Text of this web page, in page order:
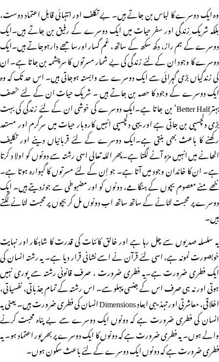
وہ ایک دوسرے کا لباس بن جاتے ہیں۔ بے تکلف اور انتہائی قابل اعتماد دوست،
بلکہ شریک ِزندگی اور سفر حیات میں ایک دوسرے کے رفیق بن جاتے ہیں۔ایک
دوسرے کے ہم راز، دکھ سکھ کے ساتھ، غم گسار اورساجھے دارہوجاتے ہیں۔ایک
دوسرے کا وجود ان کے لئے زندگی کی بے شمار مسرتوں کا سرچشمہ بن جاتا ہے۔ ان
کی زندگیاں بڑی گہرائی سے ایک دوسرے سے وابستہ ہوجاتی ہیں۔ اس حد تک کہ وہ
ایک دوسرے کے وجود کا حصہ بن جاتے ہیں ۔ شریک حیات ان کے لئے ’نصف
بہترBetter Half‘ بن جاتا ہے۔ایک دوسرے کی خوشی ان کے لئے زندگی کی بہت
بڑی دلچسپی بن جاتی ہے اور یہی دلچسپی انہیں کاروبار حیات میں سرگرم اور مستعد
رکھنے کا باعث بھی بنتی ہے۔ایک دوسرے کے لئے قربانیاں دینے اور تکلیف
اٹھانے میں انہیں مزہ آنے لگتا ہے۔پھر اللہ تعالی اسی رشتہ سے دونوں کو اولا د کرتا
ہے۔ ان کا خاندان وجود میں آتا ہے۔ جو اِن کے لئے مسرتوں کا گہوارہ ہوتا ہے۔
ننھے منے معصوم بچوں کے ہنگامے، دونوں کو اور مضبوطی سے جوڑدیتے ہیں۔ ایک
دوسرے پر محبت لٹانے کے ساتھ ساتھ اب دونوں مل کر بچوں پر محبت لٹانے لگتے
ہیں۔
یہ سلسلہ صدیوں سے چل رہا ہے اور خالق کائنات کی قدرت کا شاہکار اور نہایت
خوبصورت نمونہ ہے، اسی لئے قرآن نے اسے نشانی قرار دیا ہے۔ یہ رشتہ انسان کی
ایک فطری ضرورت ہے۔یہ فطری ضرورت ، صرف قانونی رشتہ سے پوری نہیں
ہوتی اور نہ ہی صرف اس کے جنسی پہلو سے۔ اس رشتہ کے تمام جذباتی، نفسیاتی،
اخلاقی، معاشرتی اور تہذیبی ابعاد Dimensions انسان کی فطری ضرورت ہیں۔ یعنی یہ
انسان کی فطری ضرورت ہے کہ دونوں ایک دوسرے سے بے پناہ محبت کرنے
والے ہوں۔ یہ فطری ضرورت ہے کہ دونوں کا ایک دوسرے پر بھر پور اعتماد ہو۔ یہ
فطری ضرورت ہے کہ دونوں ایک دوسرے کے لئے باعث سکون ہوں۔